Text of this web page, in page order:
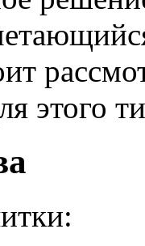
этого